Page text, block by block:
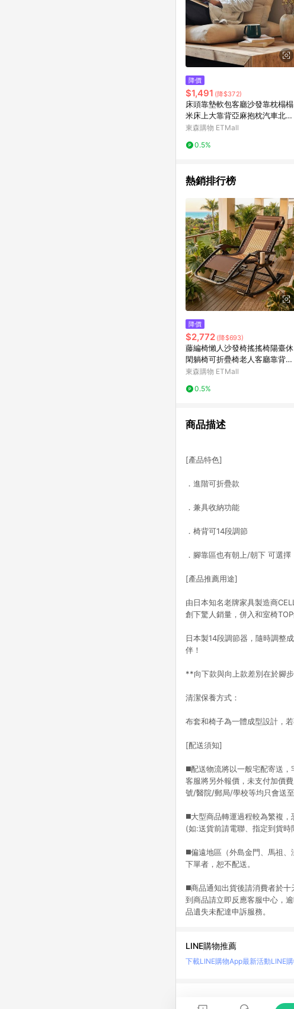
降價
$1,491 (降$372)
床頭靠墊軟包客廳沙發靠枕榻榻
米床上大靠背亞麻抱枕汽車北歐i
ns
東森購物 ETMall
0.5%
熱銷排行榜
降價
$2,772 (降$693)
藤編椅懶人沙發椅搖搖椅陽臺休
閑躺椅可折疊椅老人客廳靠背椅
楠竹
東森購物 ETMall
0.5%
商品描述
[產品特色]
．進階可折疊款
．兼具收納功能
．椅背可14段調節
．腳靠區也有朝上/朝下 可選擇
[產品推薦用途]
由日本知名老牌家具製造商
創下驚人銷量，併入和室椅
日本製14段調節器，隨時調整
伴！
**向下款與向上款差別在於腳
清潔保養方式：
布套和椅子為一體成型設計，
[配送須知]
◼️配送物流將以一般宅配寄送
客服將另外報價，未支付加價
號/醫院/郵局/學校等均只會送至
◼️大型商品轉運過程較為繁複
(如:送貨前請電聯、指定到貨時
◼️偏遠地區（外島金門、馬祖
下單者，恕不配送。
◼️商品通知出貨後請消費者於
到商品請立即反應客服中心，
品遺失未配達申訴服務。
LINE購物推薦
下載LINE購物App最新活動LINE
LINE 購物是匯集購物情報與商